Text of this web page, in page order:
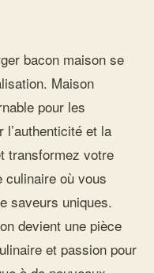
bacon maison se
Maison
pour les
et la
transformez votre
culinaire où vous
saveurs uniques.
devient une pièce
et passion pour